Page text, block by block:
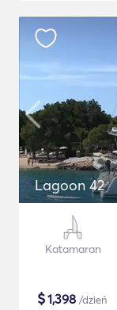
Lagoon 42
Katamaran
$1,398 /dzień